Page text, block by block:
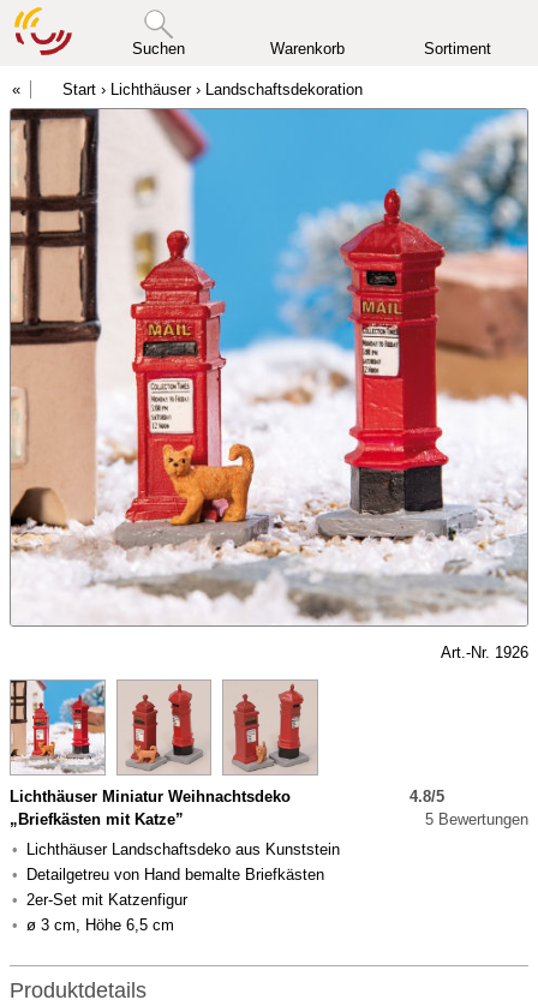
Suchen Warenkorb Sortiment
Start › Lichthäuser› Landschaftsdekoration
Art.-Nr. 1926
Lichthäuser Miniatur Weihnachtsdeko
„Briefkästen mit Katze”
Lichthäuser Landschaftsdeko aus Kunststein
Detailgetreu von Hand bemalte Briefkästen
2er-Set mit Katzenfigur
ø 3 cm, Höhe 6,5 cm
4.8/5
5 Bewertungen
Produktdetails